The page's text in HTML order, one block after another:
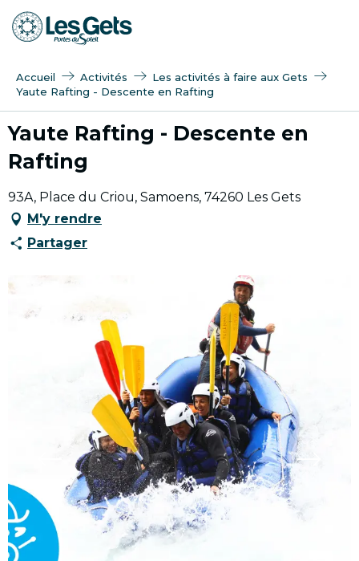
Aller
au
Accueil Activités
Les activités à faire aux Gets
Yaute Rafting - Descente en Rafting
Yaute Rafting - Descente en
Rafting
93A, Place du Criou, Samoens, 74260 Les Gets
M'y rendre
Partager